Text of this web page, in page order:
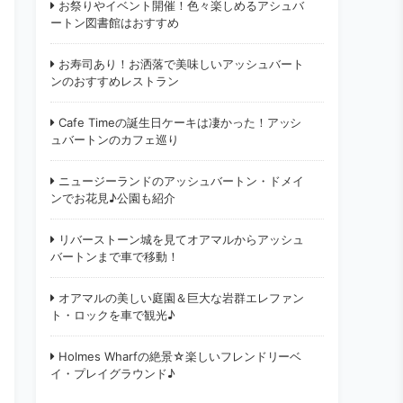
お祭りやイベント開催！色々楽しめるアシュバ
ートン図書館はおすすめ
お寿司あり！お洒落で美味しいアッシュバート
ンのおすすめレストラン
Cafe Timeの誕生日ケーキは凄かった！アッシ
ュバートンのカフェ巡り
ニュージーランドのアッシュバートン・ドメイ
ンでお花見♪公園も紹介
リバーストーン城を見てオアマルからアッシュ
バートンまで車で移動！
オアマルの美しい庭園＆巨大な岩群エレファン
ト・ロックを車で観光♪
Holmes Wharfの絶景☆楽しいフレンドリーベ
イ・プレイグラウンド♪